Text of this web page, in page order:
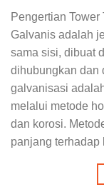
Pengertian
Galvanis adalah
sama sisi, dibuat
dihubungkan dan
galvanisasi
melalui metode
dan korosi.
panjang